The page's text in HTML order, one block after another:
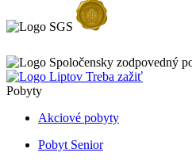
Pobyty
Akciové pobyty
Pobyt Senior